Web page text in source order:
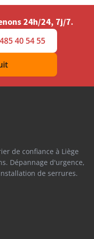
24h/24, 7j/7.
40 54 55
de confiance à Liège
Dépannage d'urgence,
de serrures.